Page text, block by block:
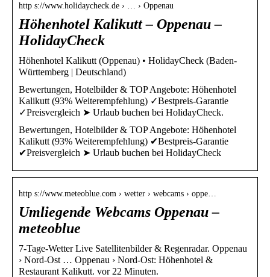
http s://www.holidaycheck.de › … › Oppenau
Höhenhotel Kalikutt – Oppenau –
HolidayCheck
Höhenhotel Kalikutt (Oppenau) • HolidayCheck (Baden-
Württemberg | Deutschland)
Bewertungen, Hotelbilder & TOP Angebote: Höhenhotel
Kalikutt (93% Weiterempfehlung) ✓Bestpreis-Garantie
✓Preisvergleich ➤ Urlaub buchen bei HolidayCheck.
Bewertungen, Hotelbilder & TOP Angebote: Höhenhotel
Kalikutt (93% Weiterempfehlung) ✔Bestpreis-Garantie
✔Preisvergleich ➤ Urlaub buchen bei HolidayCheck
http s://www.meteoblue.com › wetter › webcams › oppe…
Umliegende Webcams Oppenau –
meteoblue
7-Tage-Wetter Live Satellitenbilder & Regenradar. Oppenau
› Nord-Ost … Oppenau › Nord-Ost: Höhenhotel &
Restaurant Kalikutt. vor 22 Minuten.